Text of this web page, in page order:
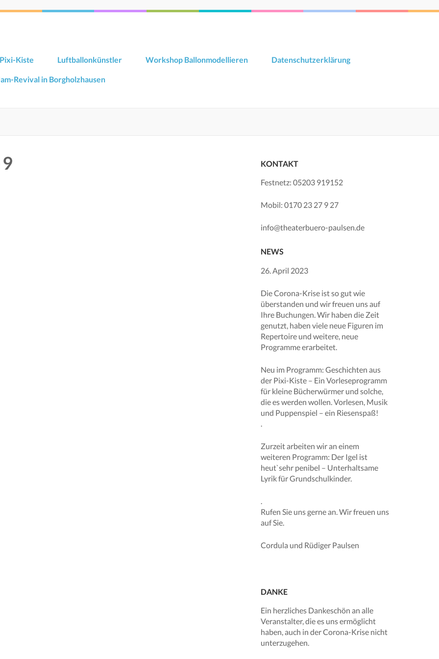
Kiste Luftballonkünstler Workshop Ballonmodellieren Datenschutzerklärung
Revival in Borgholzhausen
KONTAKT
Festnetz: 05203 919152
Mobil: 0170 23 27 9 27
info@theaterbuero-paulsen.de
NEWS
26. April 2023
Die Corona-Krise ist so gut wie
überstanden und wir freuen uns auf
Ihre Buchungen. Wir haben die Zeit
genutzt, haben viele neue Figuren im
Repertoire und weitere, neue
Programme erarbeitet.
Neu im Programm: Geschichten aus
der Pixi-Kiste – Ein Vorleseprogramm
für kleine Bücherwürmer und solche,
die es werden wollen. Vorlesen, Musik
und Puppenspiel – ein Riesenspaß!
Zurzeit arbeiten wir an einem
weiteren Programm: Der Igel ist
heut`sehr penibel – Unterhaltsame
Lyrik für Grundschulkinder.
Rufen Sie uns gerne an. Wir freuen uns
auf Sie.
Cordula und Rüdiger Paulsen
DANKE
Ein herzliches Dankeschön an alle
Veranstalter, die es uns ermöglicht
haben, auch in der Corona-Krise nicht
unterzugehen.